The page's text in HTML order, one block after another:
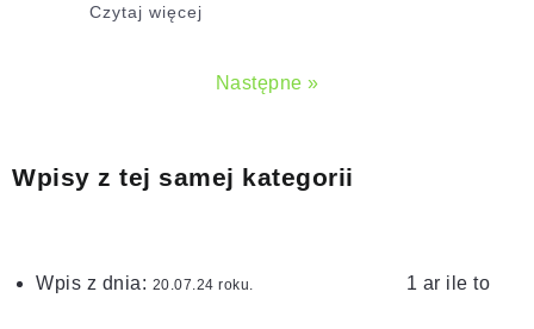
Czytaj więcej
Następne »
Wpisy z tej samej kategorii
Wpis z dnia: roku. 1 ar ile to